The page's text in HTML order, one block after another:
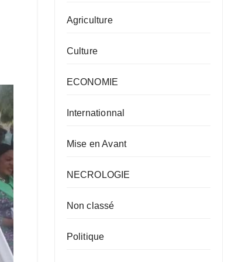
Agriculture
Culture
ECONOMIE
Internationnal
Mise en Avant
NECROLOGIE
Non classé
Politique